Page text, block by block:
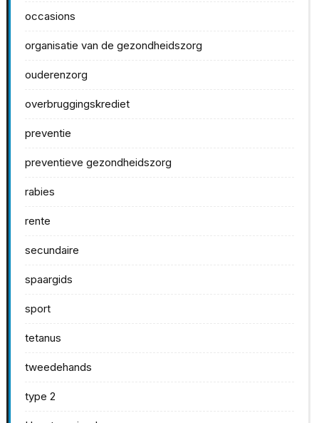
occasions
organisatie van de gezondheidszorg
ouderenzorg
overbruggingskrediet
preventie
preventieve gezondheidszorg
rabies
rente
secundaire
spaargids
sport
tetanus
tweedehands
type 2